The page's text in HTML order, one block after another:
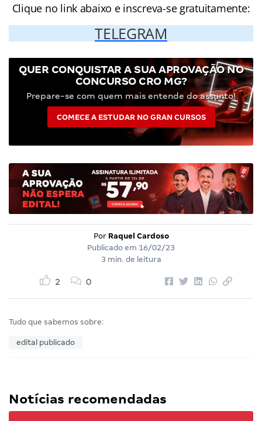
Clique no link abaixo e inscreva-se gratuitamente:
TELEGRAM
QUER CONQUISTAR A SUA APROVAÇÃO NO
CONCURSO CRO MG?
Prepare-se com quem mais entende do assunto!
COMECE A ESTUDAR NO GRAN CURSOS
Por Raquel Cardoso
Publicado em 16/02/23
3 min. de leitura
2 0
Tudo que sabemos sobre:
edital publicado
Notícias recomendadas